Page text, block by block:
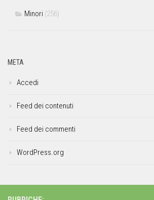
Minori (256)
META
Accedi
Feed dei contenuti
Feed dei commenti
WordPress.org